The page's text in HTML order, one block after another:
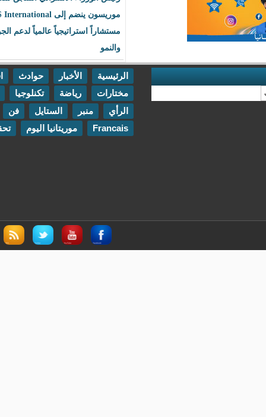
موريسون ينضم إلى BLS International
مستشاراً استراتيجياً عالمياً لدعم الجودة
حوادث
اقتصاد
تكنلوجيا
مقابلات
الستايل فن
اتصل بنا
موريتانيا اليوم تحقيقات